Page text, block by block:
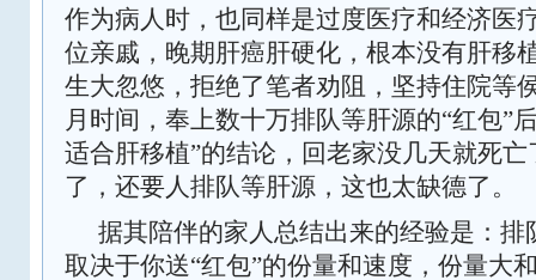
作为病人时，也同样是过度医疗和经济医
位亲戚，晚期肝癌肝硬化，根本没有肝移
生大忽悠，拒绝了笔者劝阻，坚持住院等
月时间，奉上数十万排队等肝源的“红包”
适合肝移植”的结论，回老家没几天就死
了，还要人排队等肝源，这也太缺德了。
据其陪伴的家人总结出来的经验是：排
取决于你送“红包”的份量和速度，份量大